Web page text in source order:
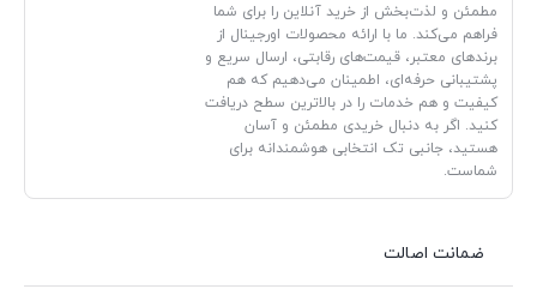
مطمئن و لذت‌بخش از خرید آنلاین را برای شما
فراهم می‌کند. ما با ارائه محصولات اورجینال از
برندهای معتبر، قیمت‌های رقابتی، ارسال سریع و
پشتیبانی حرفه‌ای، اطمینان می‌دهیم که هم
کیفیت و هم خدمات را در بالاترین سطح دریافت
کنید. اگر به دنبال خریدی مطمئن و آسان
هستید، جانبی تک انتخابی هوشمندانه برای
شماست.
ضمانت اصالت